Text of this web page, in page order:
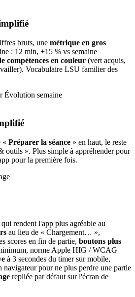
bruts, une métrique en gros
: 12 min, +15 % vs semaine
compétences en couleur (vert acquis,
Vocabulaire LSU familier des
Évolution semaine
« Préparer la séance » en haut, le reste
outils ». Plus simple à appréhender pour
pour la première fois.
rendent l'app plus agréable au
au lieu de « Chargement… »,
scores en fin de partie, boutons plus
norme Apple HIG / WCAG
à 3 secondes du timer sur mobile,
navigateur pour ne plus perdre une partie
repliée par défaut sur l'écran de